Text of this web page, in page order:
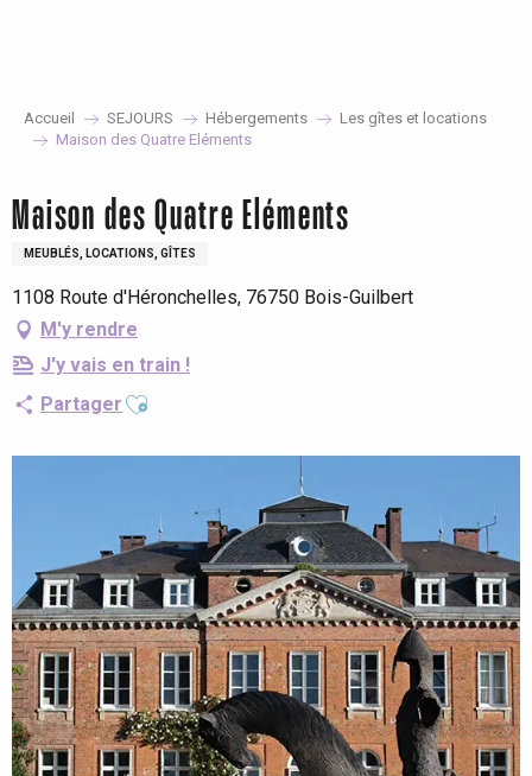
Accueil SEJOURS Hébergements
Les gîtes et locations
Maison des Quatre Eléments
Maison des Quatre Eléments
MEUBLÉS, LOCATIONS, GÎTES
1108 Route d'Héronchelles, 76750 Bois-Guilbert
M'y rendre
J'y vais en train !
Partager Ajouter aux favoris